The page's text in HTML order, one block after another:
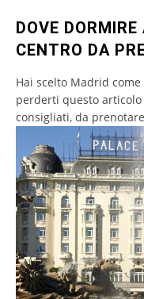
DOVE
CENTRO DA
Hai scelto Madrid
perderti questo
consigliati, da